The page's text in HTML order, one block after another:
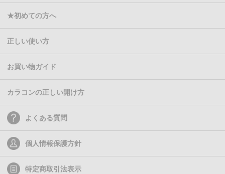
★初めての方へ
正しい使い方
お買い物ガイド
カラコンの正しい開け方
よくある質問
個人情報保護方針
特定商取引法表示